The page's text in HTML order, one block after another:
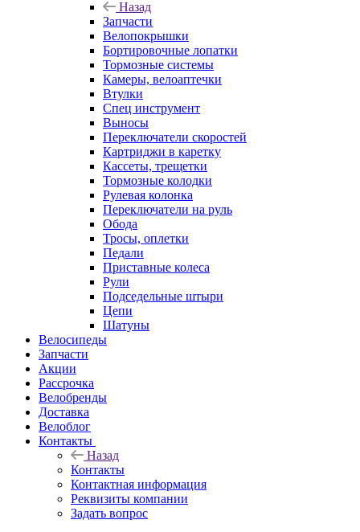
Назад
Запчасти
Велопокрышки
Бортировочные лопатки
Тормозные системы
Камеры, велоаптечки
Втулки
Спец инструмент
Выносы
Переключатели скоростей
Картриджи в каретку
Кассеты, трещетки
Тормозные колодки
Рулевая колонка
Переключатели на руль
Обода
Тросы, оплетки
Педали
Приставные колеса
Рули
Подседельные штыри
Цепи
Шатуны
Велосипеды
Запчасти
Акции
Рассрочка
Велобренды
Доставка
Велоблог
Контакты
Назад
Контакты
Контактная информация
Реквизиты компании
Задать вопрос